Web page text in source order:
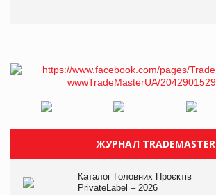
ЖУРНАЛ TRADEMASTER
Каталог Головних Проєктів
PrivateLabel – 2026